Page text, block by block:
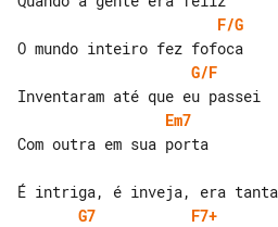
F/G
G/F
Em7
G7
F7+